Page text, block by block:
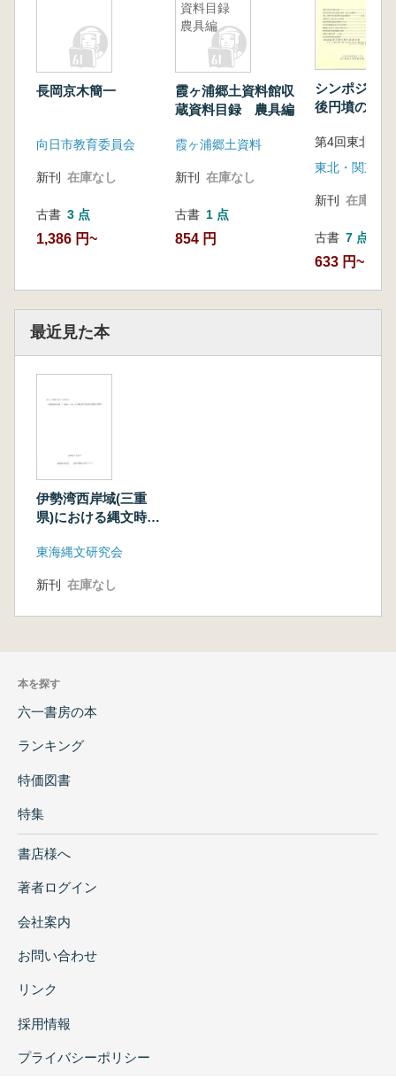
長岡京木簡一
向日市教育委員会
新刊 在庫なし
古書 3 点
1,386 円~
資料目録
農具編
霞ヶ浦郷土資料館収
蔵資料目録 農具編
霞ヶ浦郷土資料
新刊 在庫なし
古書 1 点
854 円
シンポジウ
後円墳の築
新刊 在庫なし
古書 7 点
633 円~
最近見た本
伊勢湾西岸域(三重
県)における縄文時代
東海縄文研究会
新刊 在庫なし
本を探す
六一書房の本
ランキング
特価図書
特集
書店様へ
著者ログイン
会社案内
お問い合わせ
リンク
採用情報
プライバシーポリシー